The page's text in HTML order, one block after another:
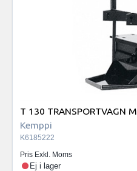
T 130 TRANSPORTVAGN
Kemppi
K6185222
Pris Exkl. Moms
Ej i lager